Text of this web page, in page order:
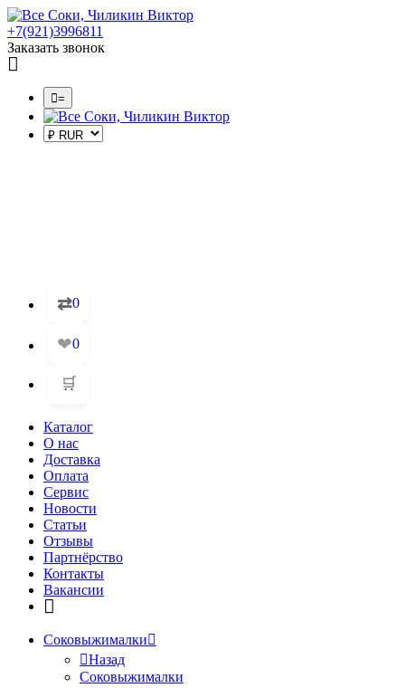
+7(921)3996811
Заказать звонок
=
⇄0
❤0
🛒
Каталог
О нас
Доставка
Оплата
Сервис
Новости
Статьи
Отзывы
Партнёрство
Контакты
Вакансии
Соковыжималки
Назад
Соковыжималки